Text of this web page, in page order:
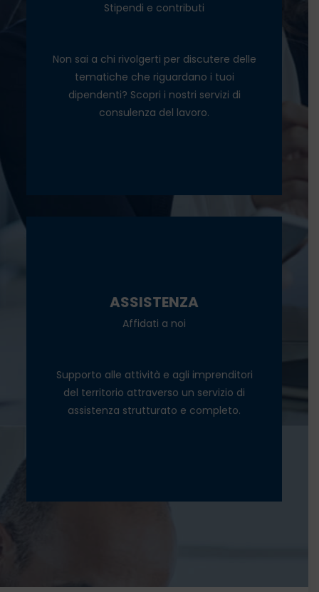
Stipendi e contributi
Non sai a chi rivolgerti per discutere delle
tematiche che riguardano i tuoi
dipendenti? Scopri i nostri servizi di
consulenza del lavoro.
Vertenze di lavoro
ASSISTENZA
Affidati a noi
Supporto alle attività e agli imprenditori
del territorio attraverso un servizio di
assistenza strutturato e completo.
Sportello digitale
Start up